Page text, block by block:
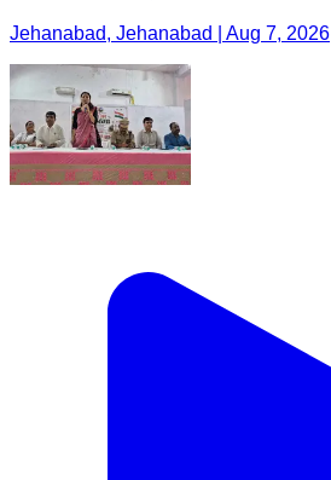
Jehanabad, Jehanabad | Aug 7, 2026